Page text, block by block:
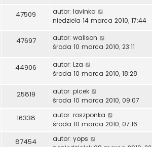
47509 autor: lavinka
niedziela 14 marca 2010, 17:44
47697 autor: wallson
środa 10 marca 2010, 23:11
44906 autor: Lza
środa 10 marca 2010, 18:28
25819 autor: picek
środa 10 marca 2010, 09:07
16338 autor: roszponka
środa 10 marca 2010, 07:16
87454 autor: yops